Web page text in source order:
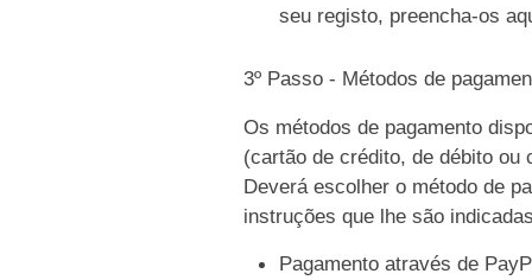
seu registo, preencha-os
3º Passo - Métodos de
Os métodos de pagamento
(cartão de crédito, de débito ou
Deverá escolher o método de
instruções que lhe são
Pagamento através de